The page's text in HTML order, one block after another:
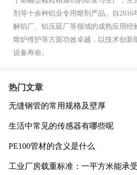
剂等十余种铝业专用熔剂产品。自
解铝厂、铝压延厂等领域的成熟应用经
熔炉维护等方面功效卓越，以技术创新
设备寿命。
热门文章
无缝钢管的常用规格及壁厚
生活中常见的传感器有哪些呢
PE100管材的含义是什么
工业厂房载重标准：一平方米能承